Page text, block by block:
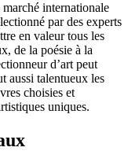
internationale
par des experts
en valeur tous les
de la poésie à la
d’art peut
aussi talentueux les
choisies et
uniques.